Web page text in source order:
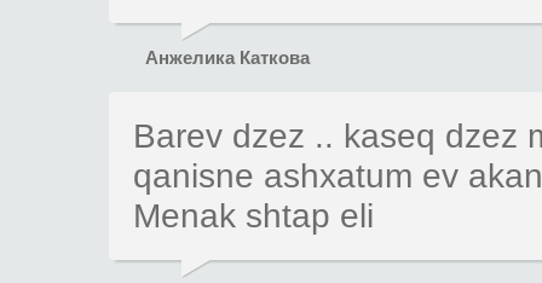
Анжелика Каткова
Barev dzez .. kaseq dzez
qanisne ashxatum ev
Menak shtap eli